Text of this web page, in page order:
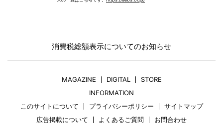
消費税総額表示についてのお知らせ
MAGAZINE DIGITAL
STORE
INFORMATION
このサイトについて
プライバシーポリシー
サイトマップ
広告掲載について
よくあるご質問 お問合わせ